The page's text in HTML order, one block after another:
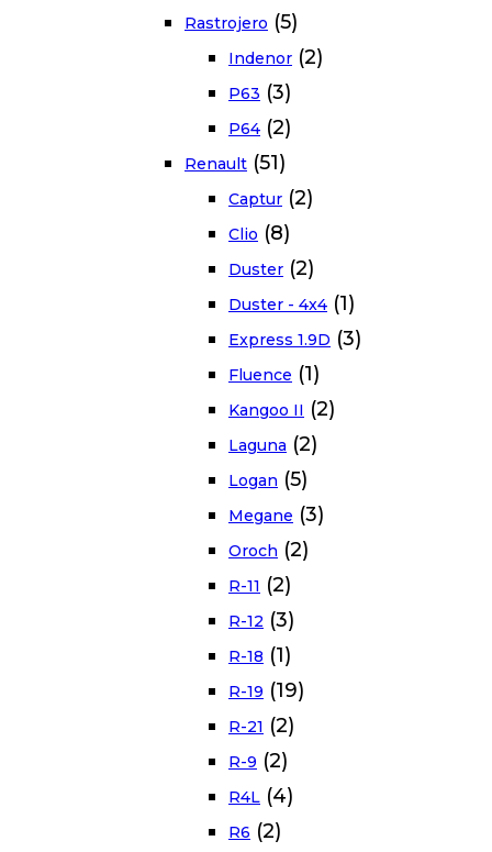
Rastrojero (5)
Indenor (2)
P63 (3)
P64 (2)
Renault (51)
Captur (2)
Clio (8)
Duster (2)
Duster - 4x4 (1)
Express 1.9D (3)
Fluence (1)
Kangoo II (2)
Laguna (2)
Logan (5)
Megane (3)
Oroch (2)
R-11 (2)
R-12 (3)
R-18 (1)
R-19 (19)
R-21 (2)
R-9 (2)
R4L (4)
R6 (2)